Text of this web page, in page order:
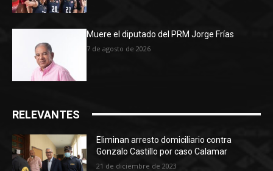
Muere el diputado del PRM Jorge Frías
7 de agosto de 2026
RELEVANTES
Eliminan arresto domiciliario contra
Gonzalo Castillo por caso Calamar
21 de diciembre de 2023